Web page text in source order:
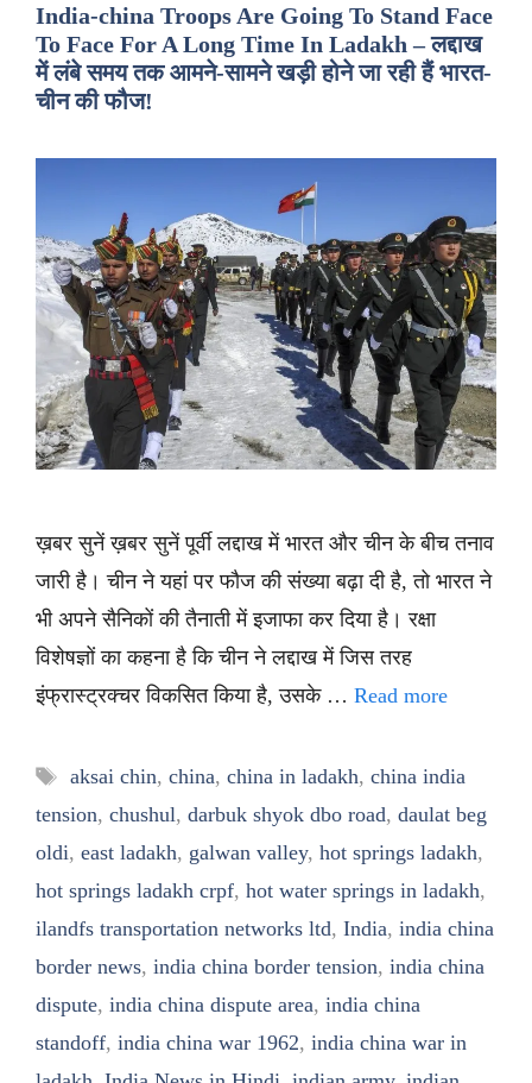
India-china Troops Are Going To Stand Face
To Face For A Long Time In Ladakh – लद्दाख
में लंबे समय तक आमने-सामने खड़ी होने जा रही हैं भारत-
चीन की फौज!
ख़बर सुनें ख़बर सुनें पूर्वी लद्दाख में भारत और चीन के बीच तनाव
जारी है। चीन ने यहां पर फौज की संख्या बढ़ा दी है, तो भारत ने
भी अपने सैनिकों की तैनाती में इजाफा कर दिया है। रक्षा
विशेषज्ञों का कहना है कि चीन ने लद्दाख में जिस तरह
इंफ्रास्ट्रक्चर विकसित किया है, उसके … Read more
Tags
aksai chin, china, china in ladakh, china india
tension, chushul, darbuk shyok dbo road, daulat beg
oldi, east ladakh, galwan valley, hot springs ladakh,
hot springs ladakh crpf, hot water springs in ladakh,
ilandfs transportation networks ltd, India, india china
border news, india china border tension, india china
dispute, india china dispute area, india china
standoff, india china war 1962, india china war in